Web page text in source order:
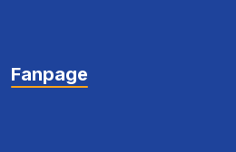
Fanpage